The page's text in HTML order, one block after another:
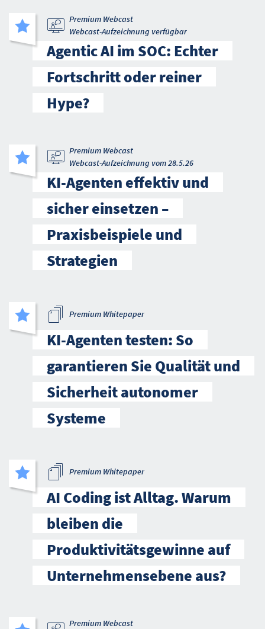
Premium Webcast
Webcast-Aufzeichnung verfügbar
Agentic AI im SOC: Echter
Fortschritt oder reiner
Hype?
Premium Webcast
Webcast-Aufzeichnung vom 28.5.26
KI-Agenten effektiv und
sicher einsetzen –
Praxisbeispiele und
Strategien
Premium Whitepaper
KI-Agenten testen: So
garantieren Sie Qualität und
Sicherheit autonomer
Systeme
Premium Whitepaper
AI Coding ist Alltag. Warum
bleiben die
Produktivitätsgewinne auf
Unternehmensebene aus?
Premium Webcast